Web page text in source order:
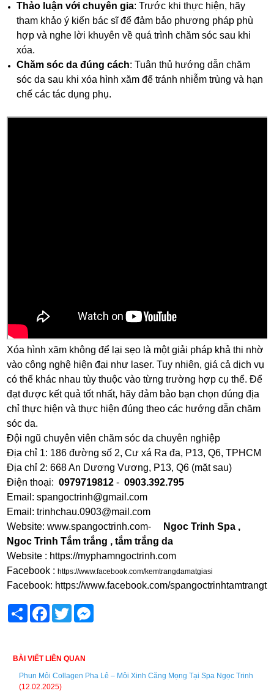
Thảo luận với chuyên gia: Trước khi thực hiện, hãy
tham khảo ý kiến bác sĩ để đảm bảo phương pháp phù
hợp và nghe lời khuyên về quá trình chăm sóc sau khi
xóa.
Chăm sóc da đúng cách: Tuân thủ hướng dẫn chăm
sóc da sau khi xóa hình xăm để tránh nhiễm trùng và hạn
chế các tác dụng phụ.
Xóa hình xăm không để lại sẹo là một giải pháp khả thi nhờ
vào công nghệ hiện đại như laser. Tuy nhiên, giá cả dịch vụ
có thể khác nhau tùy thuộc vào từng trường hợp cụ thể. Để
đạt được kết quả tốt nhất, hãy đảm bảo bạn chọn đúng địa
chỉ thực hiện và thực hiện đúng theo các hướng dẫn chăm
sóc da.
Đội ngũ chuyên viên chăm sóc da chuyên nghiệp
Địa chỉ 1: 186 đường số 2, Cư xá Ra đa, P13, Q6, TPHCM
Địa chỉ 2: 668 An Dương Vương, P13, Q6 (mặt sau)
Điện thoại: 0979719812- 0903.392.795
Email: spangoctrinh@gmail.com
Email: trinhchau.0903@mail.com
Website:www.spangoctrinh.com- Ngoc Trinh Spa ,
Ngoc Trinh Tắm trắng , tắm trắng da
Website : https://myphamngoctrinh.com
Facebook : https://www.facebook.com/kemtrangdamatgiasi
Facebook: https://www.facebook.com/
Share FacebookTwitter
BÀI VIẾT LIÊN QUAN
Phun Môi Collagen Pha Lê – Môi Xinh Căng Mọng Tại Spa Ngọc Trinh
(12.02.2025)